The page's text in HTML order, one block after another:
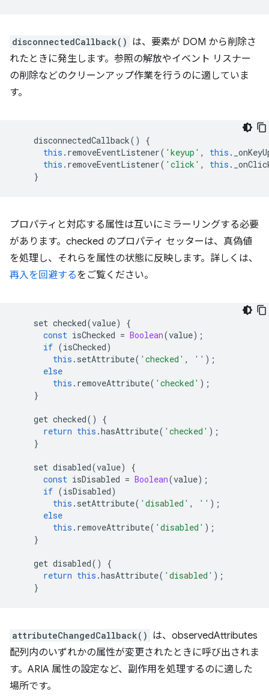
disconnectedCallback() は、要素が DOM から削除さ
れたときに発生します。参照の解放やイベント リスナー
の削除などのクリーンアップ作業を行うのに適していま
す。
disconnectedCallback()
{
this . removeEventListener( 'keyup' , this .
this . removeEventListener( 'click' , this .
}
プロパティと対応する属性は互いにミラーリングする必要
があります。checked のプロパティ セッターは、真偽値
を処理し、それらを属性の状態に反映します。詳しくは、
再入を回避するをご覧ください。
set checked(value)
{
const isChecked = Boolean(value);
if (isChecked)
this . setAttribute( 'checked' , '' );
else
this . removeAttribute( 'checked' );
}
get checked()
{
return this .hasAttribute( 'checked' );
}
set disabled(value)
{
const isDisabled = Boolean(value);
if (isDisabled)
this . setAttribute( 'disabled' , '' );
else
this . removeAttribute( 'disabled' );
}
get disabled()
{
return this .hasAttribute( 'disabled' );
}
attributeChangedCallback() は、observedAttributes
配列内のいずれかの属性が変更されたときに呼び出されま
す。ARIA 属性の設定など、副作用を処理するのに適した
場所です。